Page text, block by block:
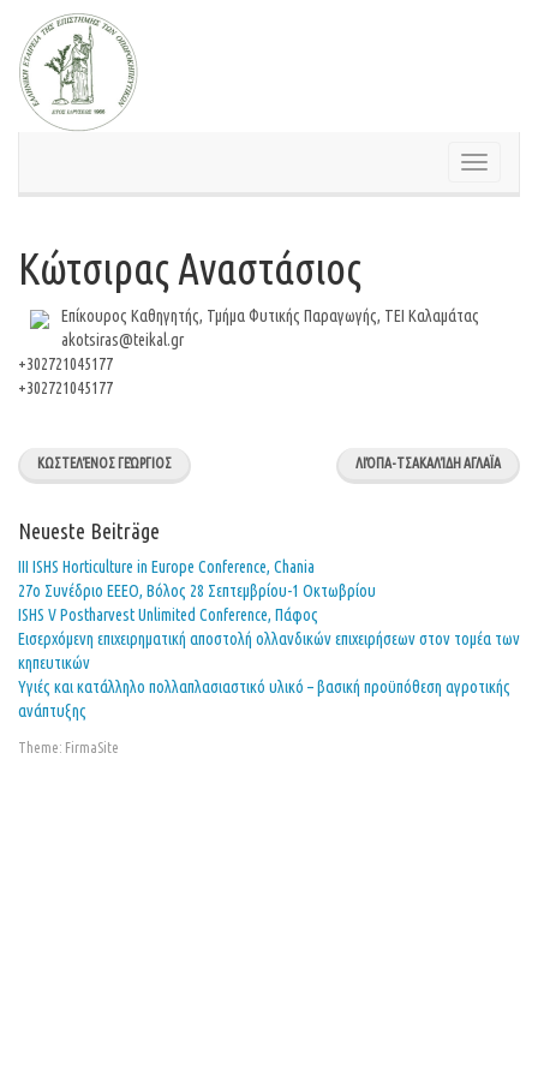
Inhalt
Schalte
Κώτσιρας Αναστάσιος
Επίκουρος Καθηγητής, Τμήμα Φυτικής Παραγωγής, ΤΕΙ Καλαμάτας
akotsiras@teikal.gr
+302721045177
+302721045177
ΛΙΌΠΑ-ΤΣΑΚΑΛΊΔΗ ΑΓΛΑΪΑ
ΚΩΣΤΕΛΈΝΟΣ ΓΕΏΡΓΙΟΣ
Neueste Beiträge
ΙΙΙ ISHS Horticulture in Europe Conference, Chania
27o Συνέδριο ΕΕΕΟ, Βόλος 28 Σεπτεμβρίου-1 Οκτωβρίου
ISHS V Postharvest Unlimited Conference, Πάφος
Εισερχόμενη επιχειρηματική αποστολή ολλανδικών επιχειρήσεων στον τομέα των
κηπευτικών
Υγιές και κατάλληλο πολλαπλασιαστικό υλικό – βασική προϋπόθεση αγροτικής
ανάπτυξης
Theme: FirmaSite